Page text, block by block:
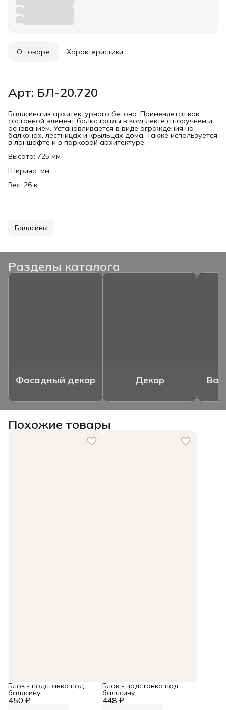
О товаре Характеристики
Арт: БЛ-20.720
Балясина из архитектурного бетона. Применяется как
составной элемент балюстрады в комплекте с поручнем и
основанием. Устанавливается в виде ограждения на
балконах, лестницах и крыльцах дома. Также используется
в ланшафте и в парковой архитектуре.
Высота: 725 мм
Ширина: мм
Вес: 26 кг
Балясины
Разделы каталога
Фасадный декор Декор
Похожие товары
450 ₽
Блок - подставка под
балясину
448 ₽
Блок - подставка под
балясину